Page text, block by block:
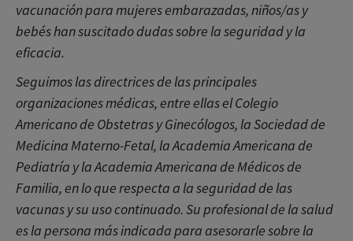
vacunación para mujeres embarazadas, niños/as y
bebés han suscitado dudas sobre la seguridad y la
eficacia.
Seguimos las directrices de las principales
organizaciones médicas, entre ellas el Colegio
Americano de Obstetras y Ginecólogos, la Sociedad de
Medicina Materno-Fetal, la Academia Americana de
Pediatría y la Academia Americana de Médicos de
Familia, en lo que respecta a la seguridad de las
vacunas y su uso continuado. Su profesional de la salud
es la persona más indicada para asesorarle sobre la